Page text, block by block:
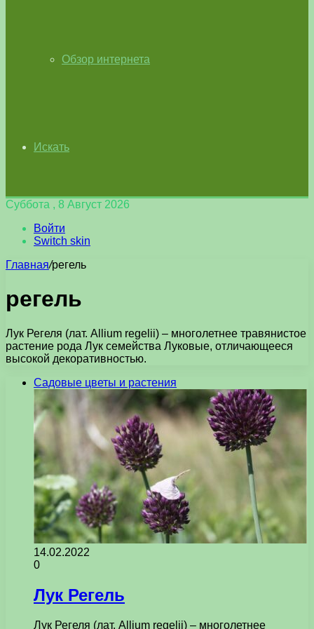
Обзор интернета
Искать
Суббота , 8 Август 2026
Войти
Switch skin
Главная/регель
регель
Лук Регеля (лат. Allium regelii) – многолетнее травянистое
растение рода Лук семейства Луковые, отличающееся
высокой декоративностью.
Садовые цветы и растения
14.02.2022
0
Лук Регель
Лук Регеля (лат. Allium regelii) – многолетнее